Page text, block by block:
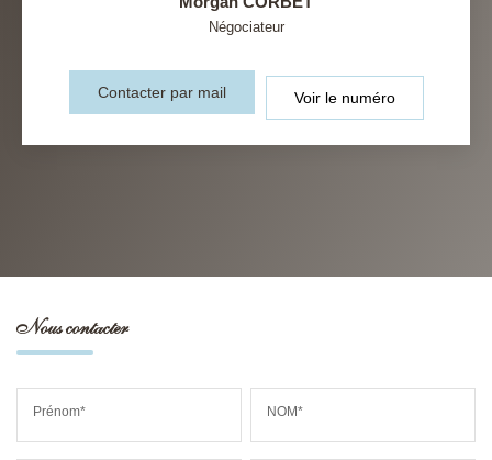
Négociateur
Contacter par mail Voir le numéro
Nous contacter
Prénom* NOM*